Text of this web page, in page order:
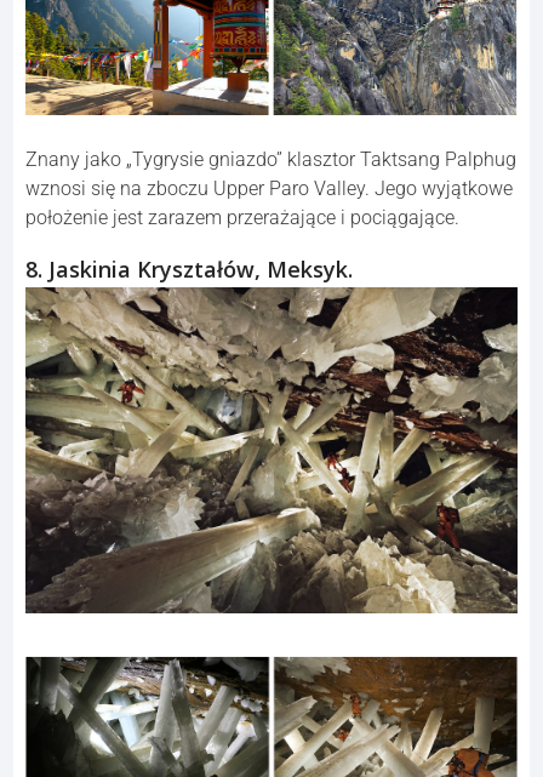
Znany jako „Tygrysie gniazdo” klasztor Taktsang Palphug
wznosi się na zboczu Upper Paro Valley. Jego wyjątkowe
położenie jest zarazem przerażające i pociągające.
8. Jaskinia Kryształów, Meksyk.